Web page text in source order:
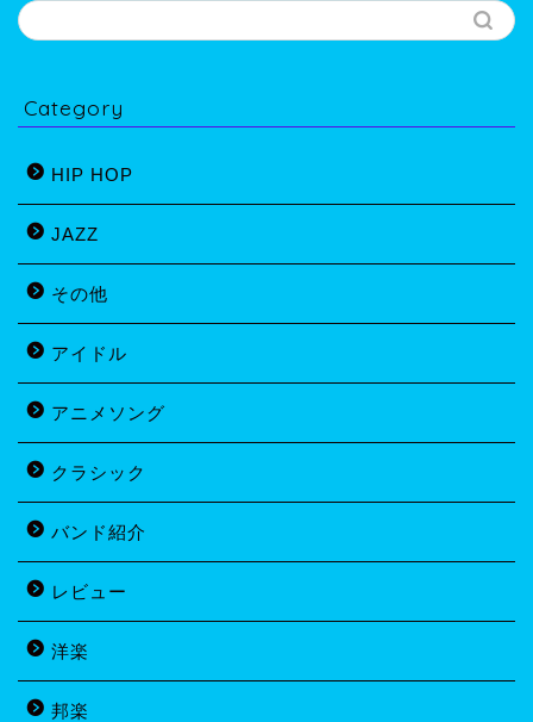
Category
HIP HOP
JAZZ
その他
アイドル
アニメソング
クラシック
バンド紹介
レビュー
洋楽
邦楽